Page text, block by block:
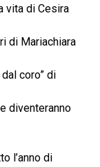
vita di Cesira
di Mariachiara
coro” di
diventeranno
l’anno di